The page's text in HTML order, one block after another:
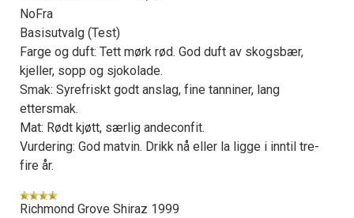
NoFra
Basisutvalg (Test)
Farge og duft: Tett mørk rød. God duft av skogsbær,
kjeller, sopp og sjokolade.
Smak: Syrefriskt godt anslag, fine tanniner, lang
ettersmak.
Mat: Rødt kjøtt, særlig andeconfit.
Vurdering: God matvin. Drikk nå eller la ligge i inntil tre-
fire år.
Richmond Grove Shiraz 1999